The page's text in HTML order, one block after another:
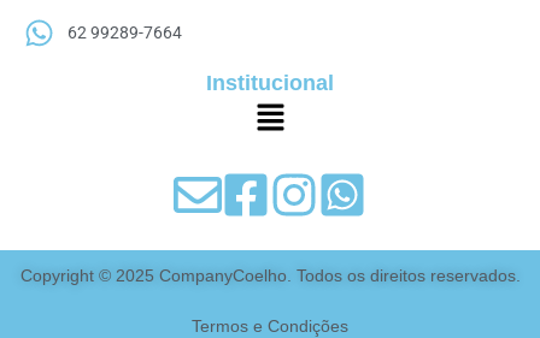
62 99289-7664
Institucional
Copyright © 2025 CompanyCoelho. Todos os direitos reservados.
Termos e Condições